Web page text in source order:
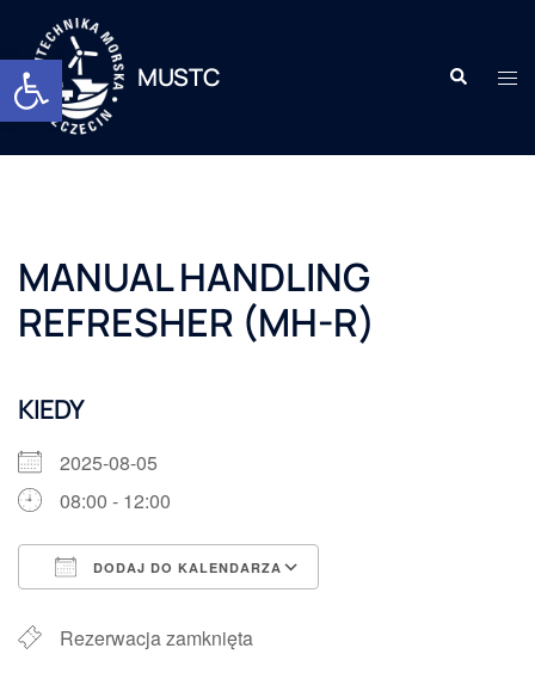
Otwórz pasek narzędzi
MUSTC
MANUAL HANDLING
REFRESHER (MH-R)
KIEDY
2025-08-05
08:00 - 12:00
DODAJ DO KALENDARZA
Rezerwacja zamknięta